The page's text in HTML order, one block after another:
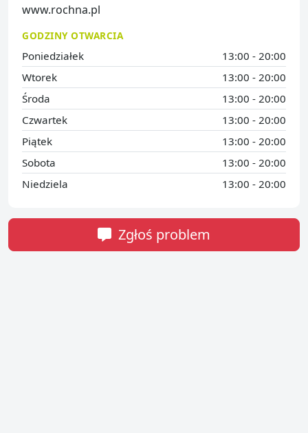
www.rochna.pl
GODZINY OTWARCIA
Poniedziałek
13:00 - 20:00
Wtorek
13:00 - 20:00
Środa
13:00 - 20:00
Czwartek
13:00 - 20:00
Piątek
13:00 - 20:00
Sobota
13:00 - 20:00
Niedziela
13:00 - 20:00
Zgłoś problem